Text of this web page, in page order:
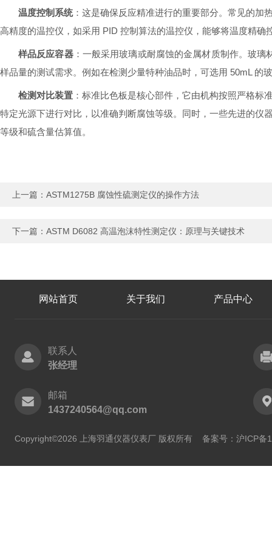
温度控制系统：这是确保反应精准进行的重要部分。常见的加
高精度的温控仪，如采用 PID 控制算法的温控仪，能够将温度精
样品反应容器：一般采用玻璃或耐腐蚀的金属材质制作。玻璃
样品量的测试需求。例如在检测少量特种油品时，可选用 50mL 的
检测对比装置 ：标准比色板是核心部件，它由机构按照严格
特定光源下进行对比，以准确判断腐蚀等级。同时，一些先进的
等级和硫含量估算值。
上一篇： ASTM1275B 腐蚀性硫测定仪的操作方法
下一篇： ASTM D6082 高温泡沫特性测定仪：原理与关键技术
网站首页 关于我们 产品中心
联系人
张经理
邮箱
1437240564@qq.com
Copyright©2026 上海羽通仪器仪表厂 版权所有 备案号：沪ICP备